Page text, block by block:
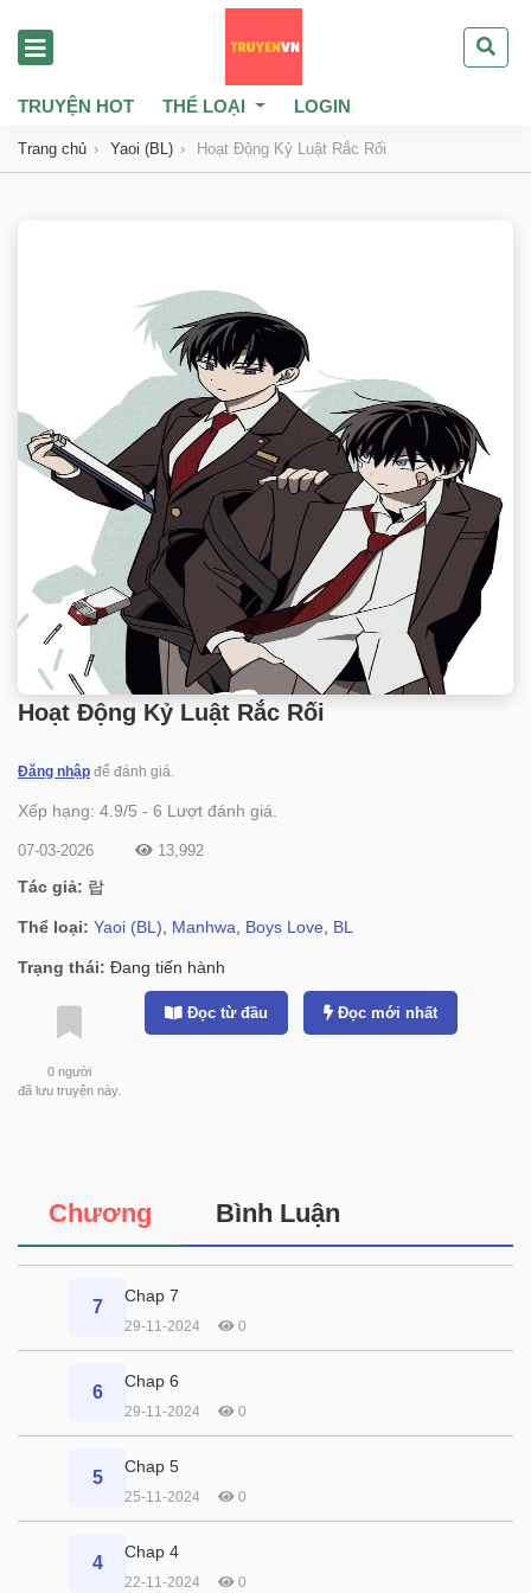
TRUYỆN HOT THỂ LOẠI LOGIN
Trang chủ Yaoi (BL) Hoạt Động Kỷ Luật Rắc Rối
Hoạt Động Kỷ Luật Rắc Rối
Đăng nhập để đánh giá.
Xếp hạng: 4.9/5 - 6 Lượt đánh giá.
07-03-2026 13,992
Tác giả: 랍
Thể loại: Yaoi (BL) Manhwa Boys Love BL
Trạng thái: Đang tiến hành
0 người
đã lưu truyện này.
Đọc từ đầu Đọc mới nhất
Chương Bình Luận
7
Chap 7
29-11-2024 0
6
Chap 6
29-11-2024 0
5
Chap 5
25-11-2024 0
4
Chap 4
22-11-2024 0